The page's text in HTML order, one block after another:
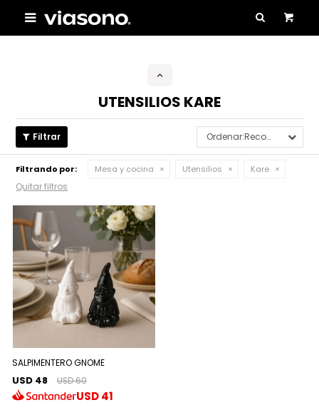

UTENSILIOS KARE
Recomendados
Filtrando por: Mesa y cocina Utensilios Kare
Quitar filtros
SALPIMENTERO GNOME
USD 48 USD 60
USD41